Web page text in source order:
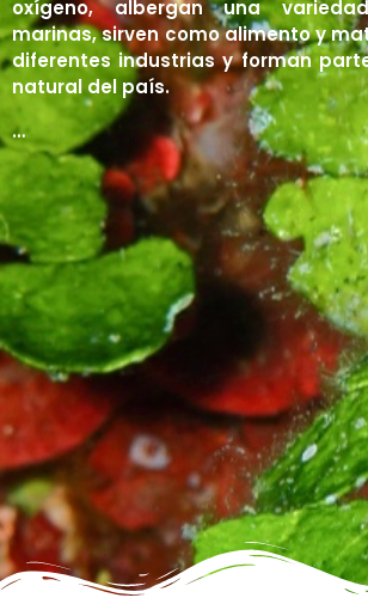
Líquenes
Manglares
Matorrales
Páramos
Sabanas
Selvas y Bosques
Tepuyes
Contacto
Iniciar sesión
Registro
oxígeno, albergan una
marinas, sirven como alimento y
diferentes industrias y forman
natural del país.
…